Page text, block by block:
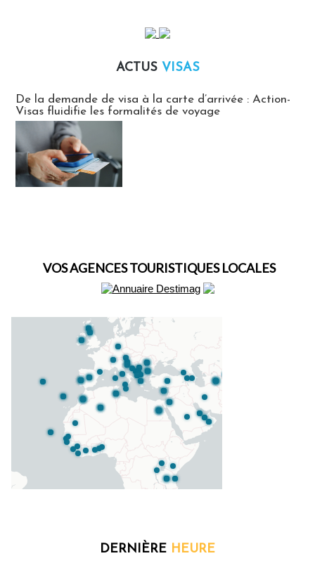
ACTUS VISAS
De la demande de visa à la carte d’arrivée : Action-
Visas fluidifie les formalités de voyage
VOS AGENCES TOURISTIQUES LOCALES
DERNIÈRE HEURE